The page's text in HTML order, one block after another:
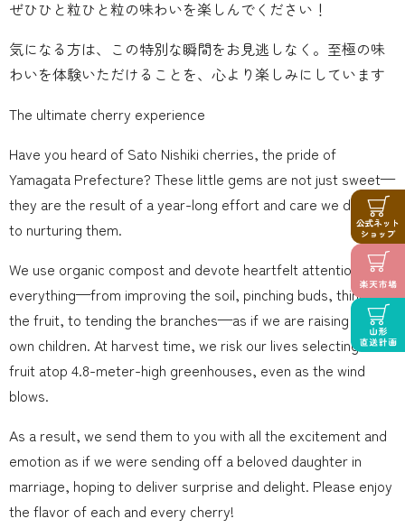
ぜひひと粒ひと粒の味わいを楽しんでください！
気になる方は、この特別な瞬間をお見逃しなく。至極の味
わいを体験いただけることを、心より楽しみにしています
The ultimate cherry experience
Have you heard of Sato Nishiki cherries, the pride of
Yamagata Prefecture? These little gems are not just sweet—
they are the result of a year-long effort and care we devote
to nurturing them.
We use organic compost and devote heartfelt attention to
everything—from improving the soil, pinching buds, thinning
the fruit, to tending the branches—as if we are raising our
own children. At harvest time, we risk our lives selecting the
fruit atop 4.8-meter-high greenhouses, even as the wind
blows.
As a result, we send them to you with all the excitement and
emotion as if we were sending off a beloved daughter in
marriage, hoping to deliver surprise and delight. Please enjoy
the flavor of each and every cherry!